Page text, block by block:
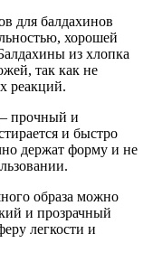
для балдахинов
хорошей
из хлопка
так как не
реакций.
– прочный и
и быстро
держат форму и не
образа можно
и прозрачный
легкости и